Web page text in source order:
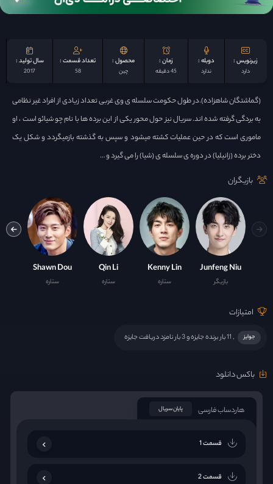
زیرنویس :
دارد
دوبله :
ندارد
زمان :
45 دقیقه
محصول :
چين
تعداد قسمت :
58
سال تولید :
2017
(گماشتگان شاهزاده).در طول حکومت سلسله ی وی غربی تعداد زیادی از افراد غیر نظامی
به بردگی گرفته شده اند. سریال نیز حول محور یکی از این برده ها با نام چو شیائو است ، او
ماموری است که در حین عملیات کشته میشود و سپس به گذشته بازمیگردد و شکل یک
دختر برده (زانیلیا) در دوره ی سلسله ی (شیا) را می گیرد و …
بازیگران
Junfeng Niu
بازیگر
Kenny Lin
ستاره
Qin Li
ستاره
Shawn Dou
ستاره
امتیازات
جوایز , 11 بار برنده جایزه و 3 بار نامزد دریافت جایزه
باکس دانلود
هاردساب فارسی پایان سریال
قسمت 1
قسمت 2